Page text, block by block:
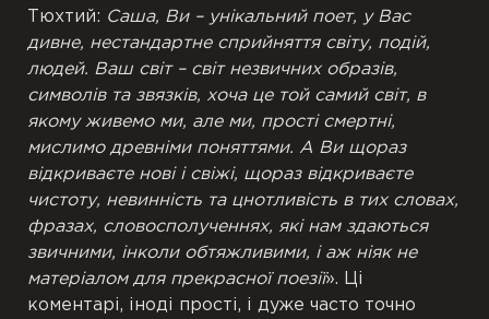
Тюхтий: Саша, Ви – унікальний поет, у Вас
дивне, нестандартне сприйняття світу, подій,
людей. Ваш світ – світ незвичних образів,
символів та звязків, хоча це той самий світ, в
якому живемо ми, але ми, прості смертні,
мислимо древніми поняттями. А Ви щораз
відкриваєте нові і свіжі, щораз відкриваєте
чистоту, невинність та цнотливість в тих словах,
фразах, словосполученнях, які нам здаються
звичними, інколи обтяжливими, і аж ніяк не
матеріалом для прекрасної поезії». Ці
коментарі, іноді прості, і дуже часто точно